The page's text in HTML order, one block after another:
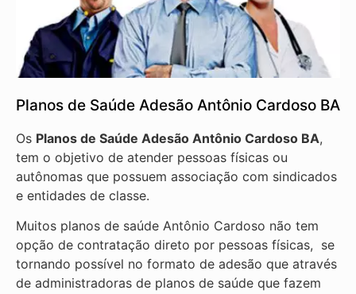
Planos de Saúde Adesão Antônio Cardoso BA
Os Planos de Saúde Adesão Antônio Cardoso BA,
tem o objetivo de atender pessoas físicas ou
autônomas que possuem associação com sindicados
e entidades de classe.
Muitos planos de saúde Antônio Cardoso não tem
opção de contratação direto por pessoas físicas, se
tornando possível no formato de adesão que através
de administradoras de planos de saúde que fazem